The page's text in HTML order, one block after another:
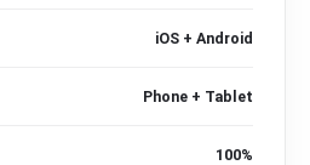
iOS + Android
Phone + Tablet
100%